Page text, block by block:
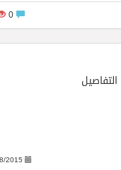
0
التفاصيل
2015